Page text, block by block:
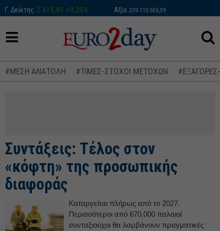
Γ. Δείκτης 2.615,07 +0,25% Αξία 239.110.656,39
#ΜΕΣΗ ΑΝΑΤΟΛΗ #ΤΙΜΕΣ-ΣΤΟΧΟΙ ΜΕΤΟΧΩΝ
Συντάξεις: Τέλος στον
«κόφτη» της προσωπικής
διαφοράς
Καταργείται πλήρως από το 2027.
Περισσότεροι από 670.000 παλαιοί
συνταξιούχοι θα λαμβάνουν πραγματικές